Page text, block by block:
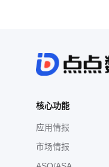
核心功能
应用情报
市场情报